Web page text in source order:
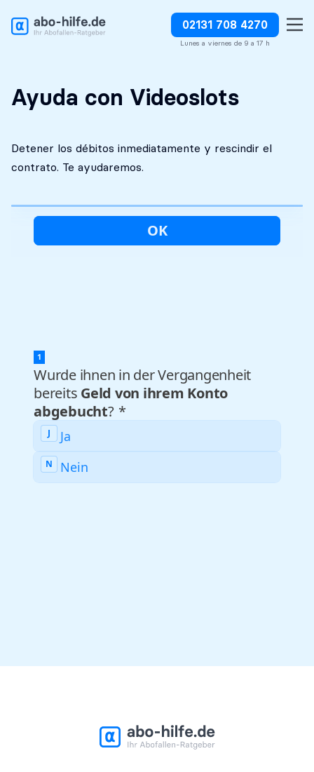
02131 708 4270
Lunes a viernes de 9 a 17 h
Análisis inicial
Absolutamente
Detener los débitos
inmediatamente
Ayuda con Videoslots
Detener los débitos inmediatamente y rescindir el
contrato. Te ayudaremos.